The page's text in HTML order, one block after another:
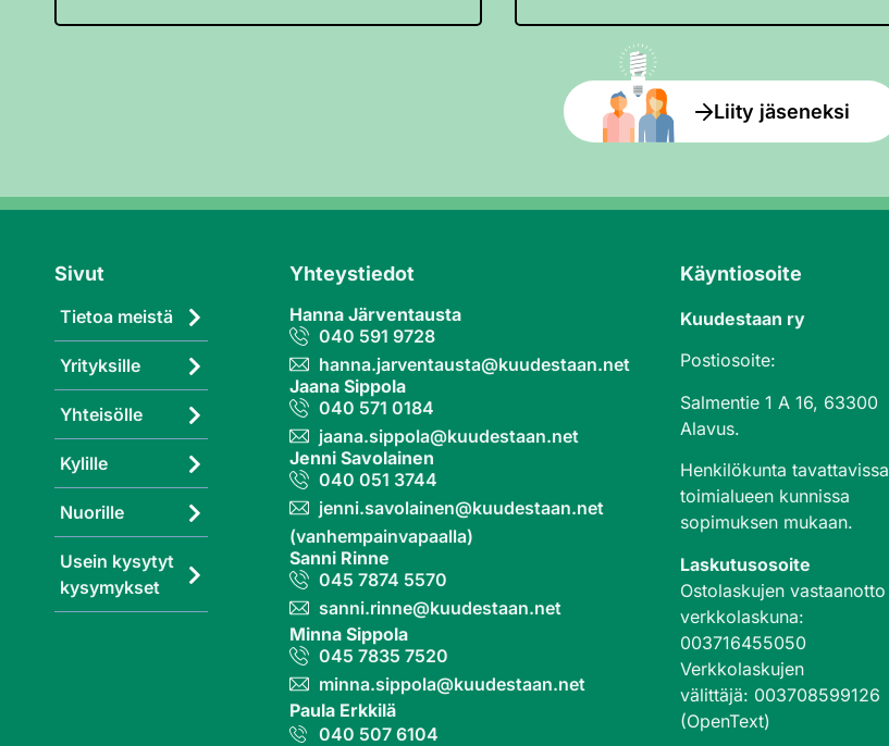
Liity jäseneksi
Sivut
Tietoa meistä
Yrityksille
Yhteisölle
Kylille
Nuorille
Usein kysytyt
kysymykset
Yhteystiedot
Hanna Järventausta
040 591 9728
hanna.jarventausta@kuudestaan.net
Jaana Sippola
040 571 0184
jaana.sippola@kuudestaan.net
Jenni Savolainen
040 051 3744
jenni.savolainen@kuudestaan.net
(vanhempainvapaalla)
Sanni Rinne
045 7874 5570
sanni.rinne@kuudestaan.net
Minna Sippola
045 7835 7520
minna.sippola@kuudestaan.net
Paula Erkkilä
040 507 6104
Käyntiosoite
Kuudestaan ry
Postiosoite:
Salmentie 1 A 16, 63300
Alavus.
Henkilökunta tavattavissa
toimialueen kunnissa
sopimuksen mukaan.
Laskutusosoite
Ostolaskujen vastaanotto
verkkolaskuna:
003716455050
Verkkolaskujen
välittäjä: 003708599126
(OpenText)